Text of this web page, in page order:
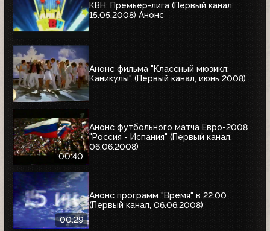
КВН. Премьер-лига (Первый канал,
15.05.2008) Анонс
Анонс фильма "Классный мюзикл:
Каникулы" (Первый канал, июнь 2008)
00:40
Анонс футбольного матча Евро-2008
"Россия - Испания" (Первый канал,
06.06.2008)
00:29
Анонс программ "Время" в 22:00
(Первый канал, 06.06.2008)